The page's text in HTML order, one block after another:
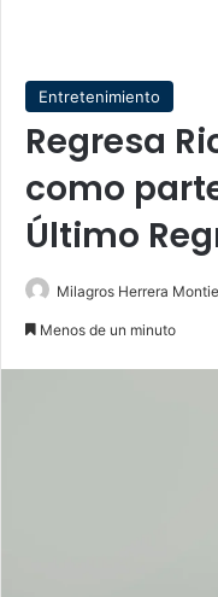
Entretenimiento
Regresa
como
Último
Milagros Herrera
Menos de un minuto